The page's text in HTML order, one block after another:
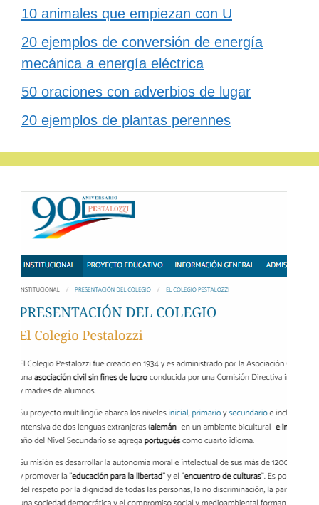
10 animales que empiezan con U
20 ejemplos de conversión de energía
mecánica a energía eléctrica
50 oraciones con adverbios de lugar
20 ejemplos de plantas perennes